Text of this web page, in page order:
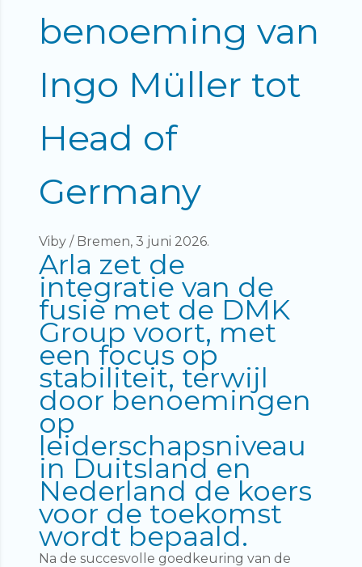
benoeming van
Ingo Müller tot
Head of
Germany
Viby / Bremen, 3 juni 2026.
Arla zet de
integratie van de
fusie met de DMK
Group voort, met
een focus op
stabiliteit, terwijl
door benoemingen
op
leiderschapsniveau
in Duitsland en
Nederland de koers
voor de toekomst
wordt bepaald.
Na de succesvolle goedkeuring van de